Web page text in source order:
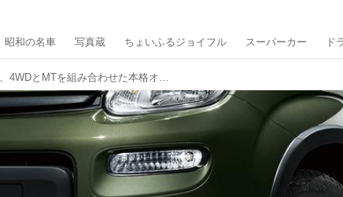
昭和の名車 写真蔵 ちょいふるジョイフル スーパーカー ド
フィアット パンダ4×4は、4WDとMTを組み合わせた本格オフローダー【限定車】